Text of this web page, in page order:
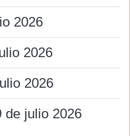
2026
2026
2026
de julio 2026